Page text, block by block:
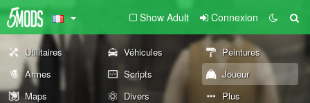
Show Adult Connexion
Utilitaires Véhicules
Peintures
Armes
Scripts
Joueur
Maps
Divers Plus